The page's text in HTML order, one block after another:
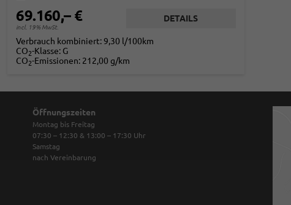
69.160,– €
incl. 19% MwSt.
DETAILS
Verbrauch kombiniert: 9,30 l/100km
CO2-Klasse: G
CO2-Emissionen: 212,00 g/km
Öffnungszeiten
Montag bis Freitag
07:30 – 12:30 & 13:00 – 17:30 Uhr
Samstag
nach Vereinbarung